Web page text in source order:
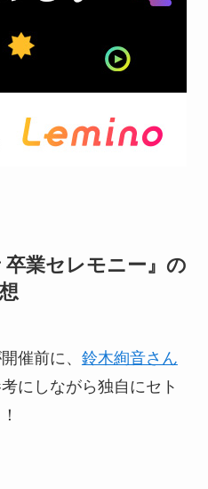
卒業セレモニー』の
催前に、 鈴木絢音さん
にしながら独自にセト